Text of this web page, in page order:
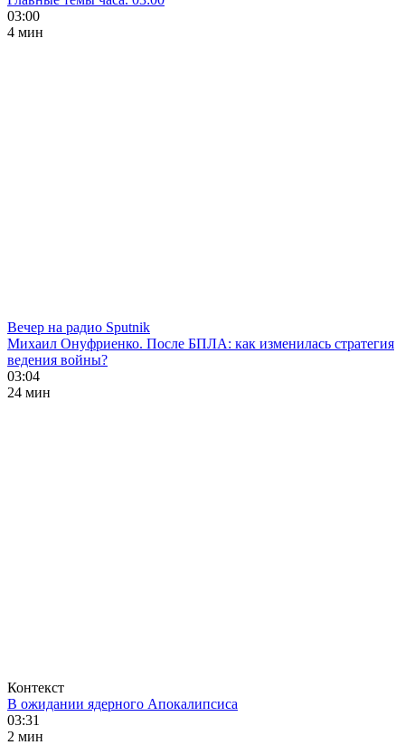
03:00
4 мин
Вечер на радио Sputnik
Михаил Онуфриенко. После БПЛА: как изменилась стратегия
ведения войны?
03:04
24 мин
Контекст
В ожидании ядерного Апокалипсиса
03:31
2 мин